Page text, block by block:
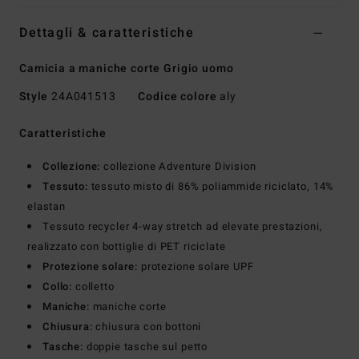
Dettagli & caratteristiche
Camicia a maniche corte Grigio uomo
Style 24A041513 Codice colore aly
Caratteristiche
Collezione: collezione Adventure Division
Tessuto: tessuto misto di 86% poliammide riciclato, 14%
elastan
Tessuto recycler 4-way stretch ad elevate prestazioni,
realizzato con bottiglie di PET riciclate
Protezione solare: protezione solare UPF
Collo: colletto
Maniche: maniche corte
Chiusura: chiusura con bottoni
Tasche: doppie tasche sul petto